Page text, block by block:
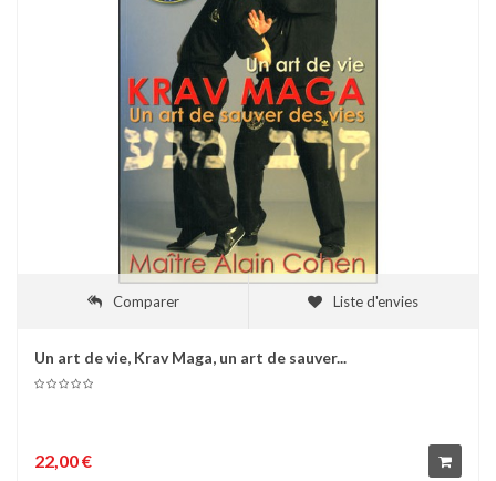
Comparer Liste d'envies
Un art de vie, Krav Maga, un art de sauver...
22,00 €